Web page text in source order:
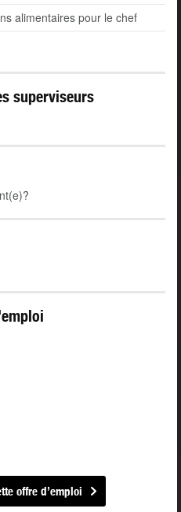
alimentaires pour le chef
superviseurs
offre d’emploi